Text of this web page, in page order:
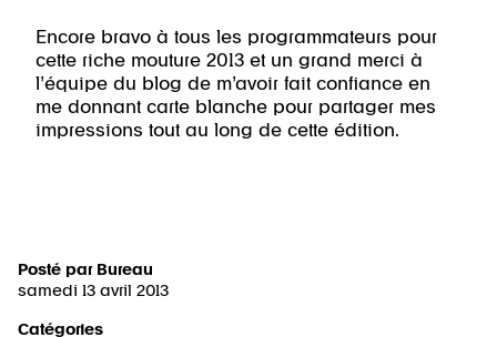
Encore bravo à tous les programmateurs pour
cette riche mouture 2013 et un grand merci à
l’équipe du blog de m’avoir fait confiance en
me donnant carte blanche pour partager mes
impressions tout au long de cette édition.
Posté par Bureau
samedi 13 avril 2013
Catégories